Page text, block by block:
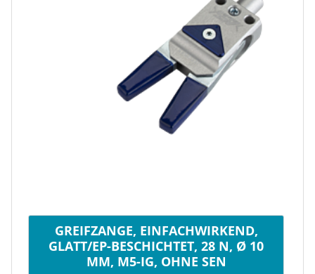
GREIFZANGE, EINFACHWIRKEND,
GLATT/EP-BESCHICHTET, 28 N, Ø 10
MM, M5-IG, OHNE SEN